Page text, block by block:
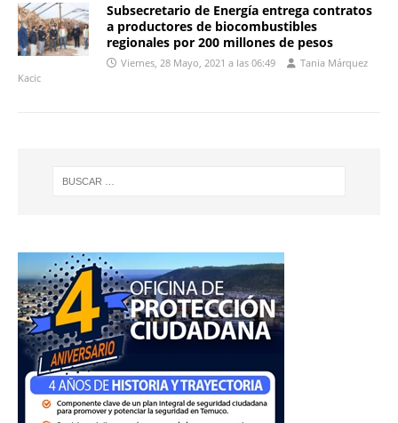
Subsecretario de Energía entrega contratos
a productores de biocombustibles
regionales por 200 millones de pesos
Viernes, 28 Mayo, 2021 a las 06:49
Tania Márquez
Kacic